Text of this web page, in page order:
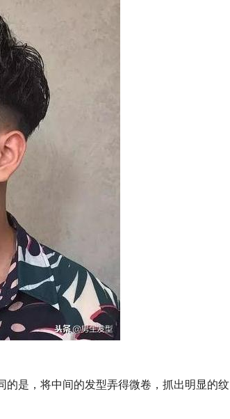
的是，将中间的发型弄得微卷，抓出明显的纹